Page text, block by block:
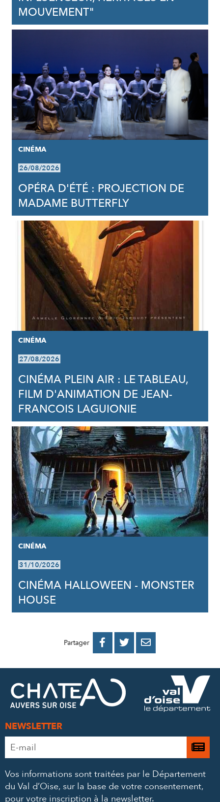
MOUVEMENT"
CINÉMA
26/08/2026
OPÉRA D'ÉTÉ : PROJECTION DE
MADAME BUTTERFLY
CINÉMA
27/08/2026
CINÉMA PLEIN AIR : LE TABLEAU,
FILM D'ANIMATION DE JEAN-
FRANCOIS LAGUIONIE
CINÉMA
31/10/2026
CINÉMA HALLOWEEN - MONSTER
HOUSE
Partager 
PARTAGER
FACEBOOK
PARTAGER
PARTAGER
MAIL
NEWSLETTER
Adresse
e-
*
Je
à
Vos informations sont traitées par le Département
du Val d’Oise, sur la base de votre consentement,
pour votre inscription à la newsletter.